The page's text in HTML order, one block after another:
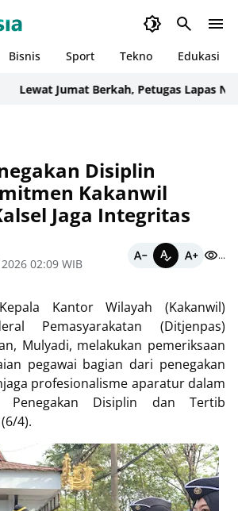
Bisnis Sport Tekno Edukasi
Lewat Jumat Berkah, Petugas Lapas
Disiplin
Kakanwil
Jaga Integritas
02:09 WIB
...
Kantor Wilayah (Kakanwil)
Pemasyarakatan (Ditjenpas)
Mulyadi, melakukan pemeriksaan
pegawai bagian dari penegakan
profesionalisme aparatur dalam
Penegakan Disiplin dan Tertib
4).